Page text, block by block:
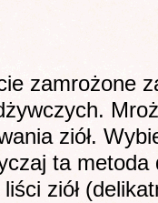
zamrożone
ziół.
ta metoda
ziół